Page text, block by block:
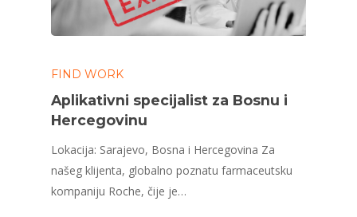
FIND WORK
Aplikativni specijalist za Bosnu i
Hercegovinu
Lokacija: Sarajevo, Bosna i Hercegovina Za
našeg klijenta, globalno poznatu farmaceutsku
kompaniju Roche, čije je…